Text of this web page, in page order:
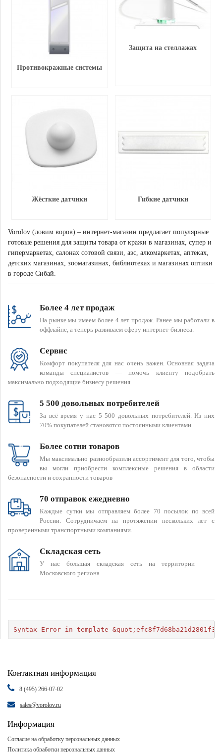
Противокражные системы
Защита на стеллажах
Жёсткие датчики Гибкие датчики
Vorolov (ловим воров) – интернет-магазин предлагает популярные
готовые решения для защиты товара от кражи в магазинах, супер и
гипермаркетах, салонах сотовой связи, азс, алкомаркетах, аптеках,
детских магазинах, зоомагазинах, библиотеках и магазинах оптики
в городе Сибай.
Более 4 лет продаж
На рынке мы имеем более 4 лет продаж. Ранее мы работали в
оффлайне, а теперь развиваем сферу интернет-бизнеса.
Сервис
Комфорт покупателя для нас очень важен. Основная задача
команды специалистов — помочь клиенту подобрать
максимально подходящие бизнесу решения
5 500 довольных потребителей
За всё время у нас 5 500 довольных потребителей. Из них
70% покупателей становятся постоянными клиентами.
Более сотни товаров
Мы максимально разнообразили ассортимент для того, чтобы
вы могли приобрести комплексные решения в области
безопасности и сохранности товаров
70 отправок ежедневно
Каждые сутки мы отправляем более 70 посылок по всей
России. Сотрудничаем на протяжении нескольких лет с
проверенными транспортными компаниями.
Складская сеть
У нас большая складская сеть на территории
Московского региона
Syntax Error in template
Контактная информация
8 (495) 266-07-02
sales@vorolov.ru
Информация
Согласие на обработку персональных данных
Политика обработки персональных данных